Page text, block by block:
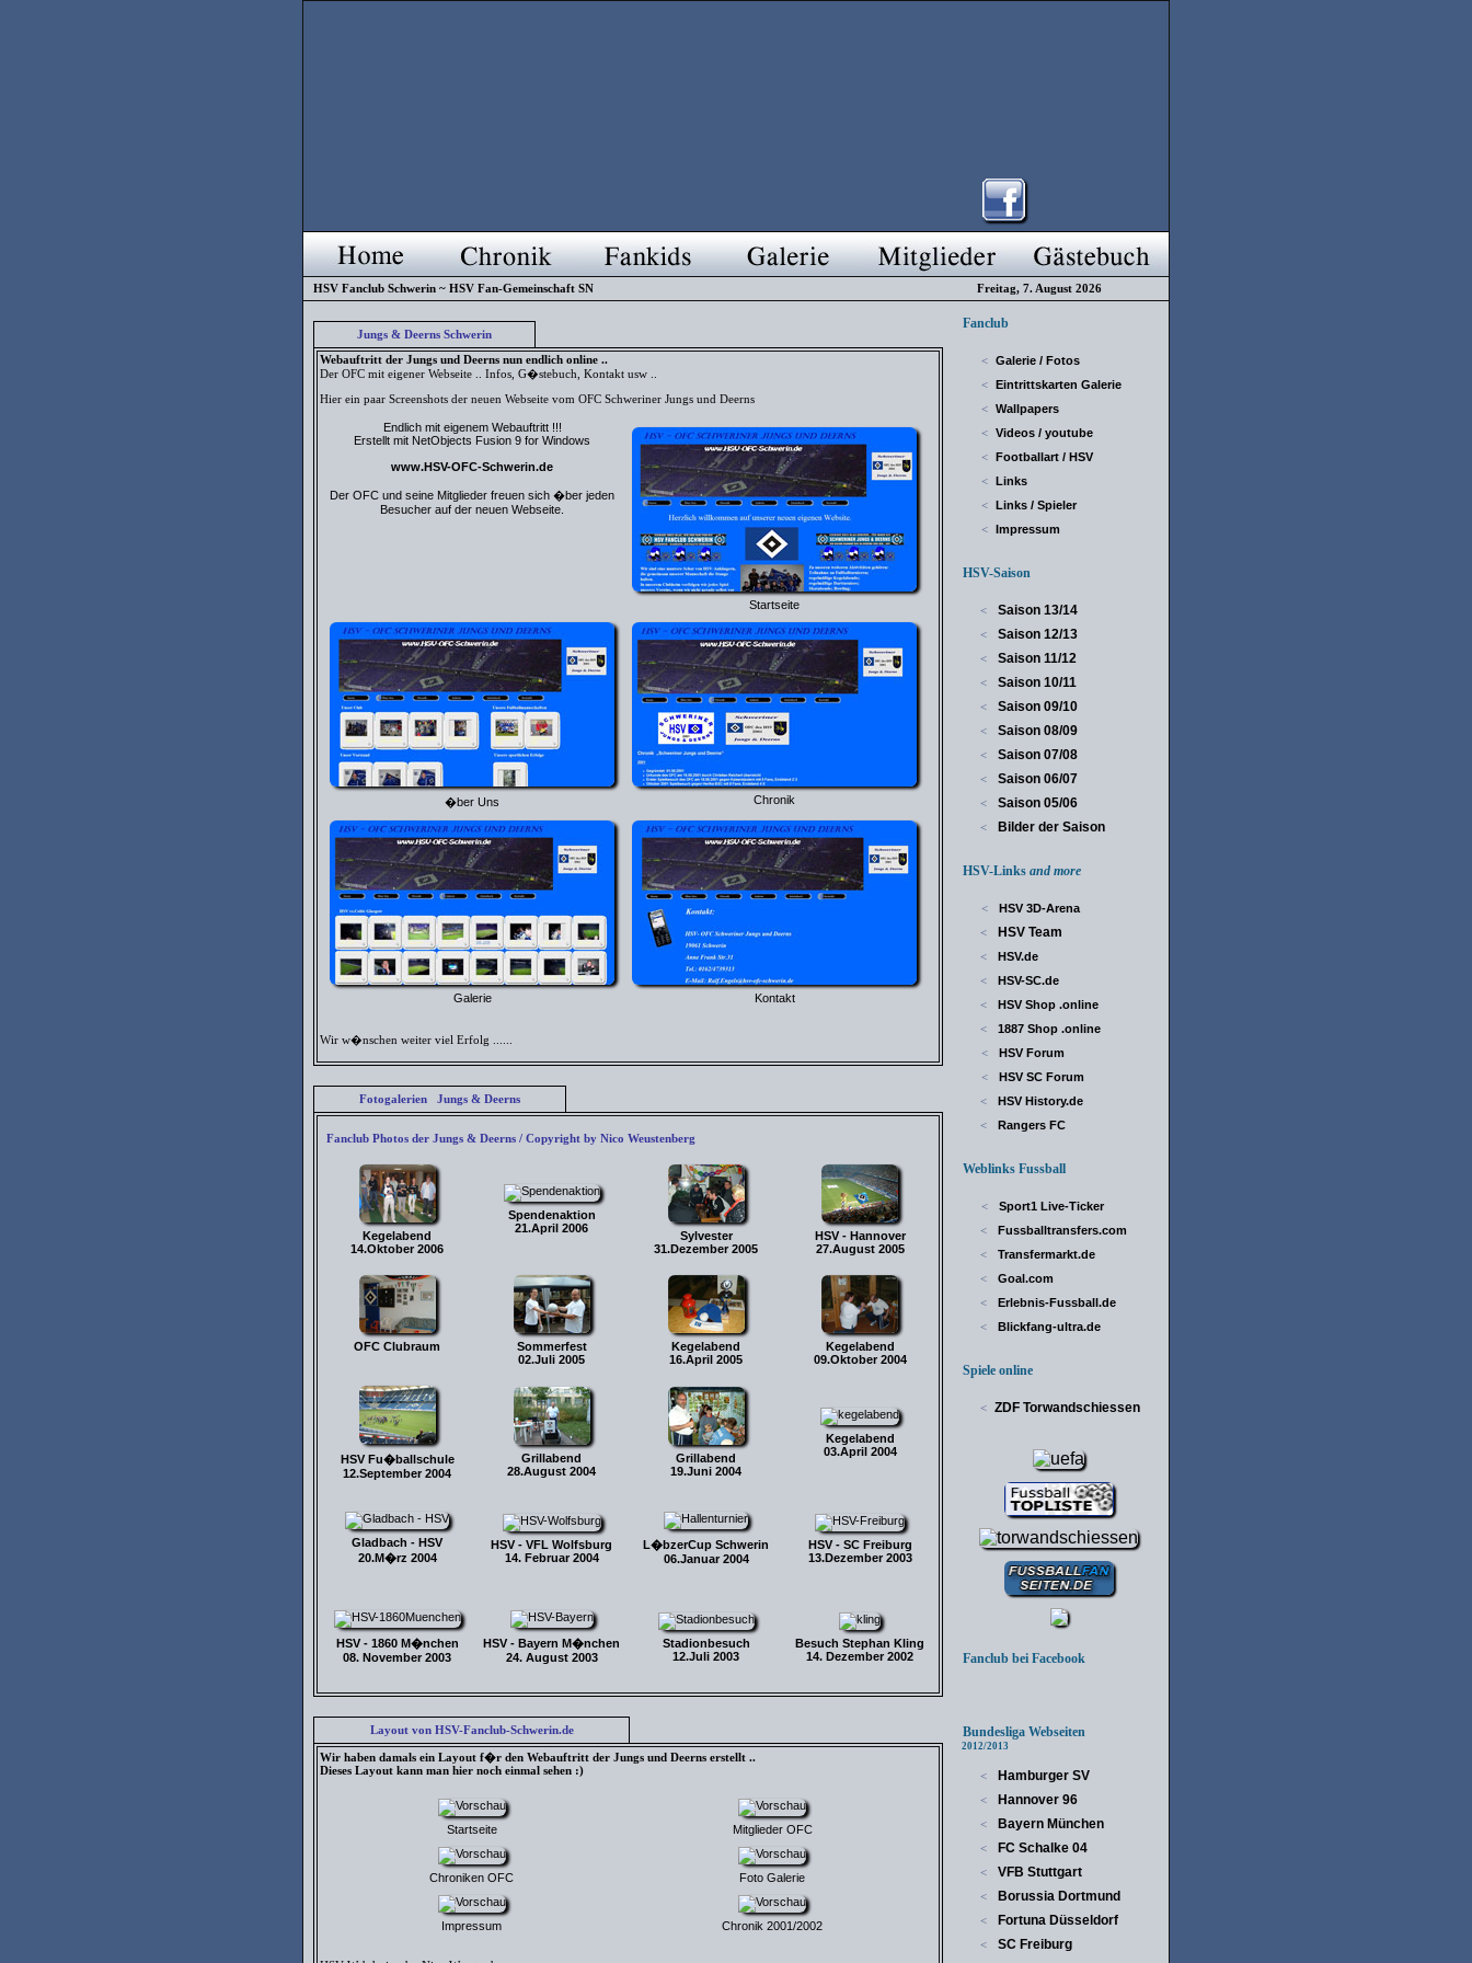
HSV Fanclub Schwerin ~ HSV Fan-Gemeinschaft SN Freitag, 7. August 2026
Jungs & Deerns Schwerin
Webauftritt der Jungs und Deerns nun endlich online ..
Der OFC mit eigener Webseite .. Infos, G�stebuch, Kontakt usw ..
Hier ein paar Screenshots der neuen Webseite vom OFC Schweriner Jungs und Deerns
Endlich mit eigenem Webauftritt !!!
Erstellt mit NetObjects Fusion 9 for Windows
www.HSV-OFC-Schwerin.de
Der OFC und seine Mitglieder freuen sich �ber jeden
Besucher auf der neuen Webseite.
Startseite
�ber Uns Chronik
Galerie Kontakt
Wir w�nschen weiter viel Erfolg ......
Fotogalerien Jungs & Deerns
Fanclub Photos der Jungs & Deerns / Copyright by Nico Weustenberg
Kegelabend
14.Oktober 2006
Spendenaktion
21.April 2006
Sylvester
31.Dezember 2005
HSV - Hannover
27.August 2005
OFC Clubraum
Sommerfest
02.Juli 2005
Kegelabend
16.April 2005
Kegelabend
09.Oktober 2004
HSV Fu�ballschule
12.September 2004
Grillabend
28.August 2004
Grillabend
19.Juni 2004
Kegelabend
03.April 2004
Gladbach - HSV
20.M�rz 2004
HSV - VFL Wolfsburg
14. Februar 2004
L�bzerCup Schwerin
06.Januar 2004
HSV - SC Freiburg
13.Dezember 2003
HSV - 1860 M�nchen
08. November 2003
HSV - Bayern M�nchen
24. August 2003
Stadionbesuch
12.Juli 2003
Besuch Stephan Kling
14. Dezember 2002
Layout von HSV-Fanclub-Schwerin.de
Wir haben damals ein Layout f�r den Webauftritt der Jungs und Deerns erstellt ..
Dieses Layout kann man hier noch einmal sehen :)
Startseite Mitglieder OFC
Chroniken OFC Foto Galerie
Impressum Chronik 2001/2002
Fanclub
< Galerie / Fotos
< Eintrittskarten Galerie
< Wallpapers
< Videos / youtube
< Footballart / HSV
< Links
< Links / Spieler
< Impressum
HSV-Saison
< Saison 13/14
< Saison 12/13
< Saison 11/12
< Saison 10/11
< Saison 09/10
< Saison 08/09
< Saison 07/08
< Saison 06/07
< Saison 05/06
< Bilder der Saison
HSV-Links and more
< HSV 3D-Arena
< HSV Team
< HSV.de
< HSV-SC.de
< HSV Shop .online
< 1887 Shop .online
< HSV Forum
< HSV SC Forum
< HSV History.de
< Rangers FC
Weblinks Fussball
< Sport1 Live-Ticker
< Fussballtransfers.com
< Transfermarkt.de
< Goal.com
< Erlebnis-Fussball.de
< Blickfang-ultra.de
Spiele online
< ZDF Torwandschiessen
Fanclub bei Facebook
Bundesliga Webseiten
2012/2013
< Hamburger SV
< Hannover 96
< Bayern München
< FC Schalke 04
< VFB Stuttgart
< Borussia Dortmund
< Fortuna Düsseldorf
<
SC Freiburg